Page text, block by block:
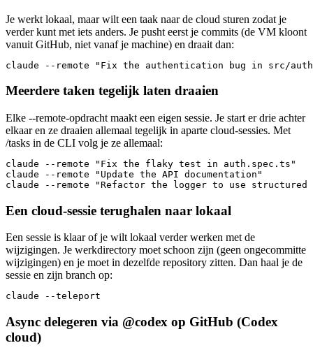
Je werkt lokaal, maar wilt een taak naar de cloud sturen zodat je
verder kunt met iets anders. Je pusht eerst je commits (de VM kloont
vanuit GitHub, niet vanaf je machine) en draait dan:
claude --remote "Fix the authentication bug in src/
Meerdere taken tegelijk laten draaien
Elke --remote-opdracht maakt een eigen sessie. Je start er drie achter
elkaar en ze draaien allemaal tegelijk in aparte cloud-sessies. Met
/tasks in de CLI volg je ze allemaal:
claude --remote "Fix the flaky test in auth.spec.ts"
claude --remote "Update the API documentation"
claude --remote "Refactor the logger to use structured
Een cloud-sessie terughalen naar lokaal
Een sessie is klaar of je wilt lokaal verder werken met de
wijzigingen. Je werkdirectory moet schoon zijn (geen ongecommitte
wijzigingen) en je moet in dezelfde repository zitten. Dan haal je de
sessie en zijn branch op:
claude --teleport
Async delegeren via @codex op GitHub (Codex
cloud)